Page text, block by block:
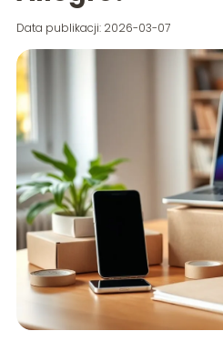
Data publikacji: 2026-03-07